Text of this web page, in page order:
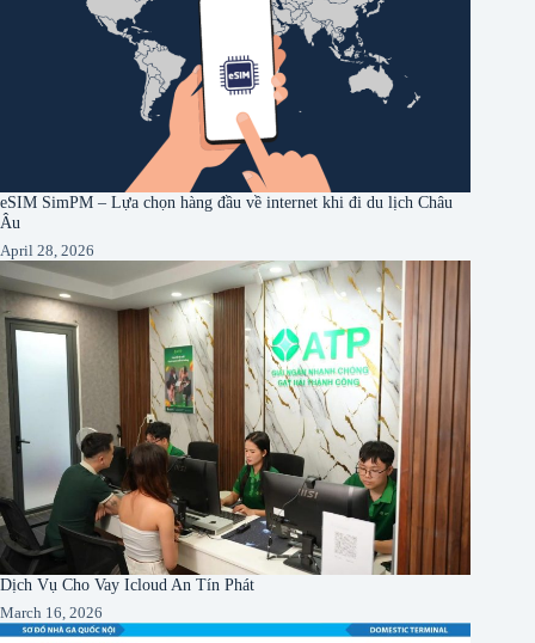
eSIM SimPM – Lựa chọn hàng đầu về internet khi đi du lịch Châu
Âu
April 28, 2026
Dịch Vụ Cho Vay Icloud An Tín Phát
March 16, 2026